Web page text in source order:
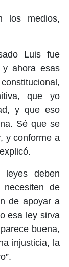
los medios,
Luis fue
y ahora esas
que yo
y que eso
Sé que se
y conforme a
leyes deben
de
de apoyar a
esa ley sirva
buena,
injusticia, la